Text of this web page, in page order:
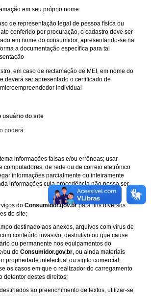
em seu próprio nome:
de representação legal de pessoa física ou
conferido por procuração, o cadastro deve ser
em nome do consumidor, apresentando-se na
a documentação específica para tal
em caso de reclamação de MEI, em nome do
deverá ser apresentado o certificado de
individual
usuário do site
poderá:
informações falsas e/ou errôneas; usar
computadores, de rede ou de correio eletrônico
informações parcialmente ou inteiramente
informações cuja procedência não possa ser
do Consumidor.gov.brpara fins diversos
do site;
destinado aos anexos, arquivos com vírus de
conteúdo invasivo, destrutivo ou que cause
ou permanente nos equipamentos do
ou do Consumidor.gov.br , ou ainda materiais
propriedade intelectual ou sigilo comercial,
os casos em que o realizador do carregamento
detentor destes direitos;
ao preenchimento de textos, utilizar-se